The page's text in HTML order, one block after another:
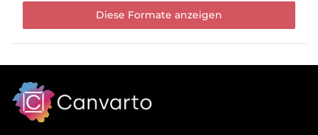
Diese Formate anzeigen